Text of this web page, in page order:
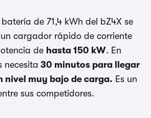
de 71,4 kWh del bZ4X se
cargador rápido de corriente
de hasta 150 kW. En
necesita 30 minutos para llegar
nivel muy bajo de carga. Es un
sus competidores.